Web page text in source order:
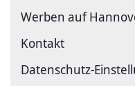
Werben auf
Kontakt
Datenschutz-